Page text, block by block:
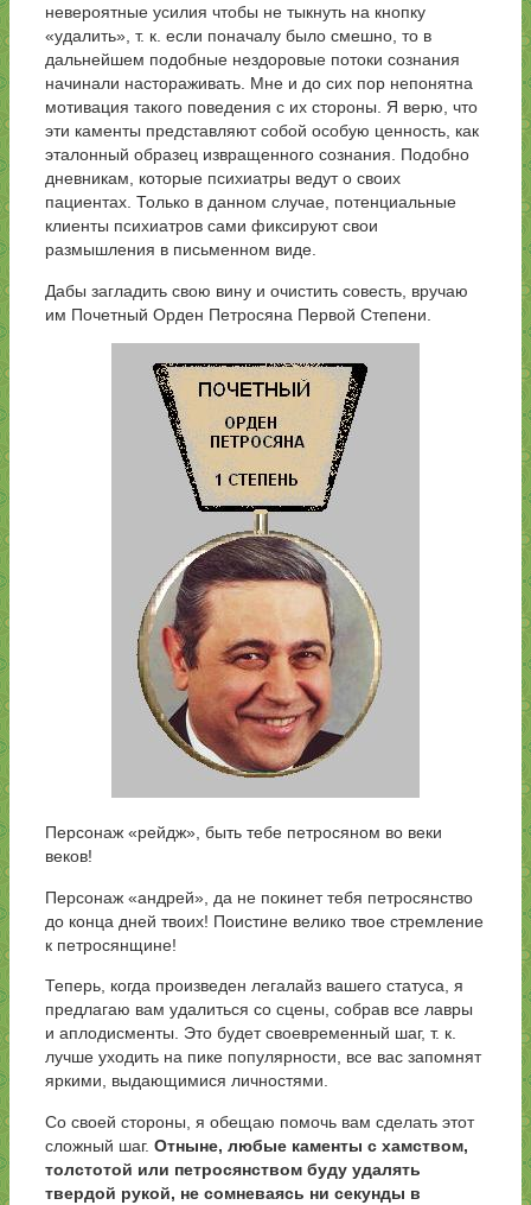
невероятные усилия чтобы не тыкнуть на кнопку
«удалить», т. к. если поначалу было смешно, то в
дальнейшем подобные нездоровые потоки сознания
начинали настораживать. Мне и до сих пор непонятна
мотивация такого поведения с их стороны. Я верю, что
эти каменты представляют собой особую ценность, как
эталонный образец извращенного сознания. Подобно
дневникам, которые психиатры ведут о своих
пациентах. Только в данном случае, потенциальные
клиенты психиатров сами фиксируют свои
размышления в письменном виде.
Дабы загладить свою вину и очистить совесть, вручаю
им Почетный Орден Петросяна Первой Степени.
Персонаж «рейдж», быть тебе петросяном во веки
веков!
Персонаж «андрей», да не покинет тебя петросянство
до конца дней твоих! Поистине велико твое стремление
к петросянщине!
Теперь, когда произведен легалайз вашего статуса, я
предлагаю вам удалиться со сцены, собрав все лавры
и аплодисменты. Это будет своевременный шаг, т. к.
лучше уходить на пике популярности, все вас запомнят
яркими, выдающимися личностями.
Со своей стороны, я обещаю помочь вам сделать этот
сложный шаг. Отныне, любые каменты с хамством,
толстотой или петросянством буду удалять
твердой рукой, не сомневаясь ни секунды в